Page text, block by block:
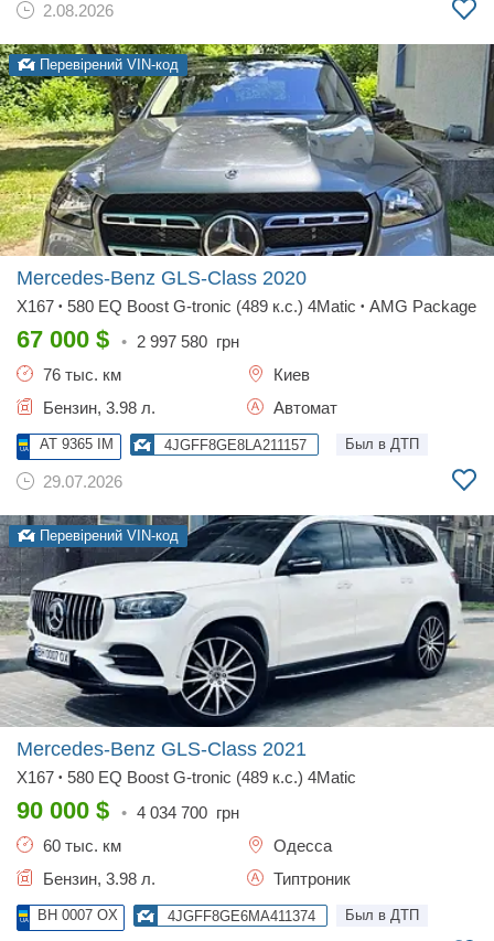
2.08.2026
Перевірений VIN-код
Mercedes-Benz GLS-Class 2020
X167 • 580 EQ Boost G-tronic (489 к.с.) 4Matic • AMG Package
67 000 $ • 2 997 580 грн
76 тыс. км
Киев
Бензин, 3.98 л.
Автомат
AT 9365 IM 4JGFF8GE8LA211157 Был в ДТП
29.07.2026
Перевірений VIN-код
Mercedes-Benz GLS-Class 2021
X167 • 580 EQ Boost G-tronic (489 к.с.) 4Matic
90 000 $ • 4 034 700 грн
60 тыс. км
Одесса
Бензин, 3.98 л.
Типтроник
BH 0007 OX 4JGFF8GE6MA411374 Был в ДТП